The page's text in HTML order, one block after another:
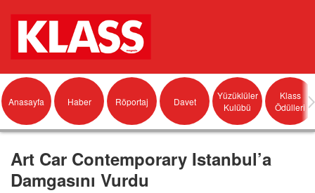
Anasayfa Haber Röportaj Davet
Yüzüklüler
Kulübü
Klass
Ödülleri
Art Car Contemporary Istanbul’a
Damgasını Vurdu